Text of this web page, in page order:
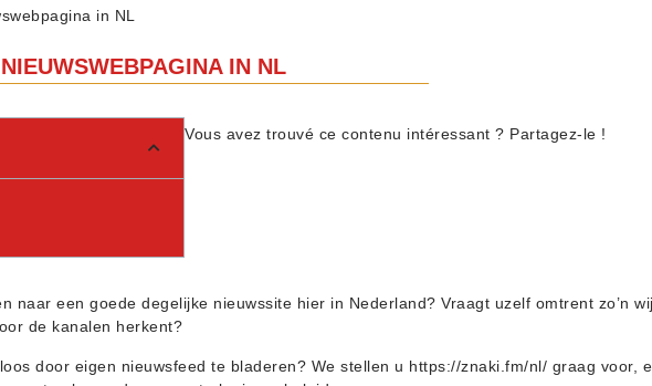
in NL
IN NL
Vous avez trouvé ce contenu intéressant ? Partagez-le !
naar een goede degelijke nieuwssite hier in Nederland? Vraagt uzelf omtrent zo’n
de kanalen herkent?
door eigen nieuwsfeed te bladeren? We stellen u https://znaki.fm/nl/ graag voor,